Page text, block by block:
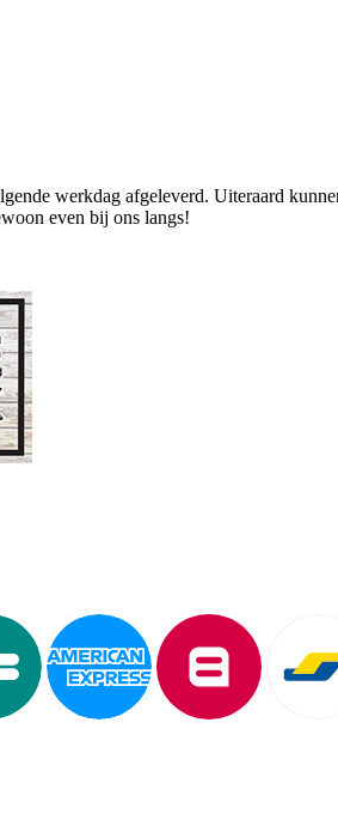
werkdag afgeleverd. Uiteraard
even bij ons langs!